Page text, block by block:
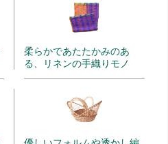
柔らかであたたかみのあ
る、リネンの手織りモノ